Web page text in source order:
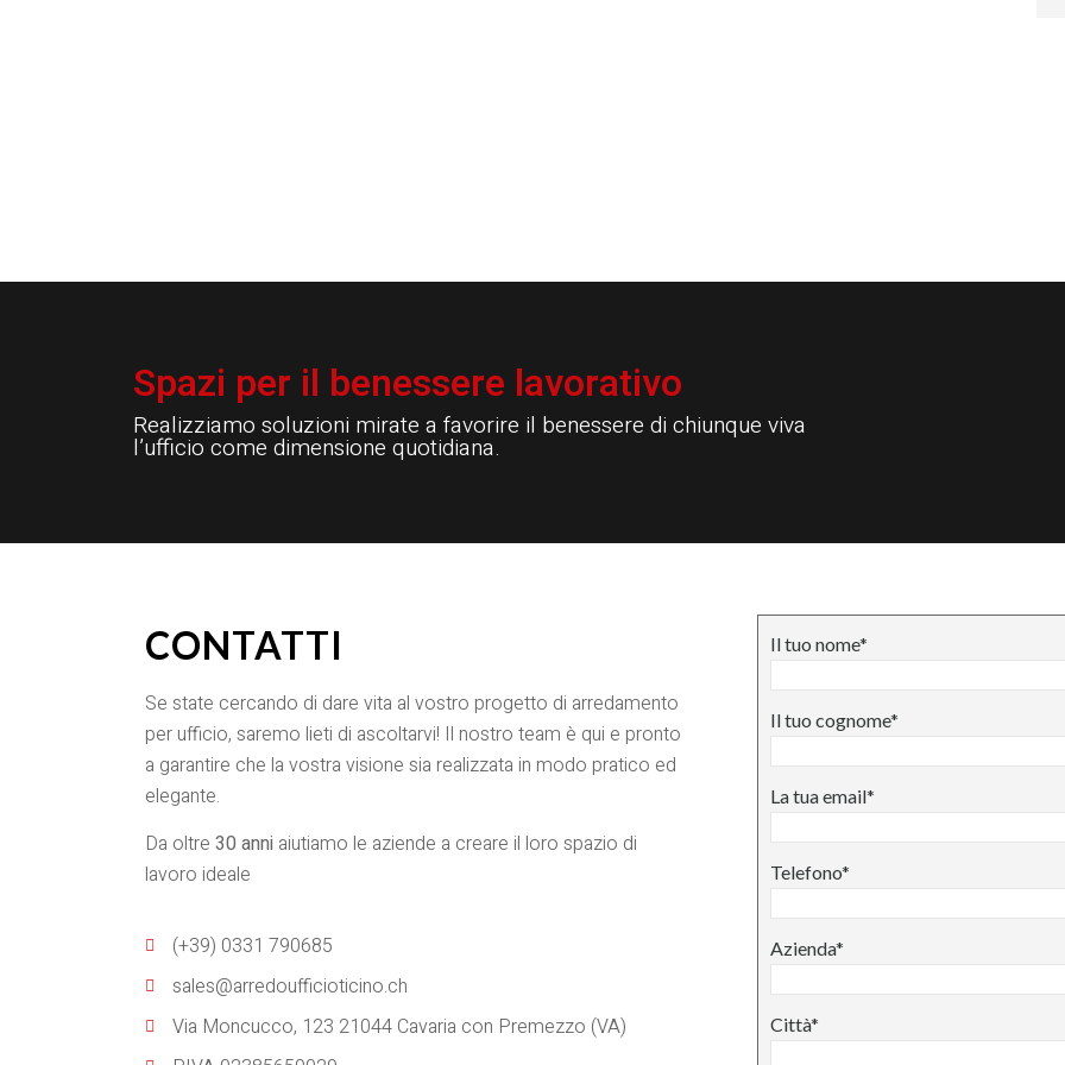
Spazi per il benessere lavorativo
Realizziamo soluzioni mirate a favorire il benessere di chiunque viva
l’ufficio come dimensione quotidiana.
CONTATTI
Se state cercando di dare vita al vostro progetto di arredamento
per ufficio, saremo lieti di ascoltarvi! Il nostro team è qui e pronto
a garantire che la vostra visione sia realizzata in modo pratico ed
elegante.
Da oltre 30 anni aiutiamo le aziende a creare il loro spazio di
lavoro ideale
(+39) 0331 790685
sales@arredoufficioticino.ch
Via Moncucco, 123 21044 Cavaria con Premezzo (VA)
Il tuo nome*
Il tuo cognome*
La tua email*
Telefono*
Azienda*
Città*